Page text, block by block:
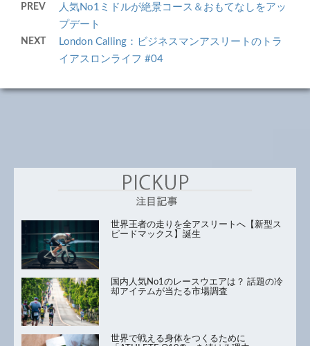
PREV
人気No1ミドルが絶景コース＆おもてなしをアッ
プデート
NEXT
London Calling：ビジネスマンアスリートのトラ
イアスロンライフ #04
世界王者の走りを全アスリートへ【新型ス
ピードマックス】誕生
国内人気No1のレースウエアは？ 話題の冷
却アイテムが当たる市場調査
世界で戦える身体をつくるために